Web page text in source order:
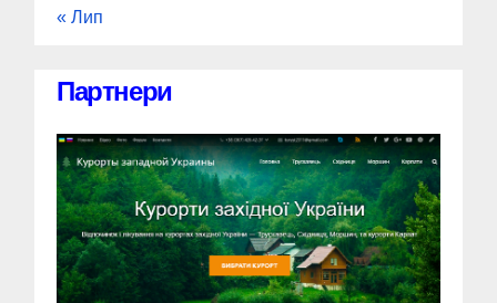
« Лип
Партнери